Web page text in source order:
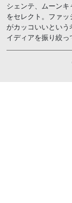
シェンテ、ムーン
をセレクト。ファ
がカッコいいとい
イディアを振り絞っ